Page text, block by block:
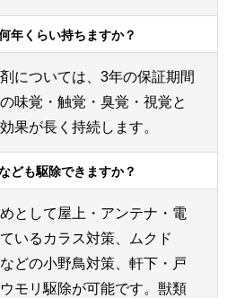
年くらい持ちますか？
については、3年の保証期間
味覚・触覚・臭覚・視覚と
果が長く持続します。
ども駆除できますか？
として屋上・アンテナ・電
いるカラス対策、ムクド
どの小野鳥対策、軒下・戸
モリ駆除が可能です。獣類